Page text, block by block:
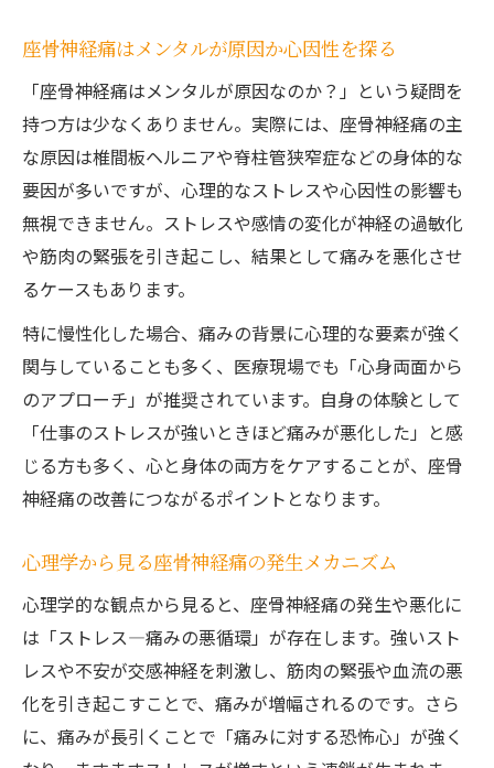
き
自分らしさを取り戻す痛みの心理セルフケア
座骨神経痛対策に役立つ心理セルフケア術
ストレッチや呼吸法で心も座骨神経痛も整
える
心のケアが座骨神経痛の改善に導く理由
自律神経を整え座骨神経痛に強い心をつく
る
セルフケアで座骨神経痛と向き合う習慣づ
くり
座骨神経痛はメンタルが原因か心因性を探る
「座骨神経痛はメンタルが原因なのか？」という疑問を
持つ方は少なくありません。実際には、座骨神経痛の主
な原因は椎間板ヘルニアや脊柱管狭窄症などの身体的な
要因が多いですが、心理的なストレスや心因性の影響も
無視できません。ストレスや感情の変化が神経の過敏化
や筋肉の緊張を引き起こし、結果として痛みを悪化させ
るケースもあります。
特に慢性化した場合、痛みの背景に心理的な要素が強く
関与していることも多く、医療現場でも「心身両面から
のアプローチ」が推奨されています。自身の体験として
「仕事のストレスが強いときほど痛みが悪化した」と感
じる方も多く、心と身体の両方をケアすることが、座骨
神経痛の改善につながるポイントとなります。
心理学から見る座骨神経痛の発生メカニズム
心理学的な観点から見ると、座骨神経痛の発生や悪化に
は「ストレス—痛みの悪循環」が存在します。強いスト
レスや不安が交感神経を刺激し、筋肉の緊張や血流の悪
化を引き起こすことで、痛みが増幅されるのです。さら
に、痛みが長引くことで「痛みに対する恐怖心」が強く